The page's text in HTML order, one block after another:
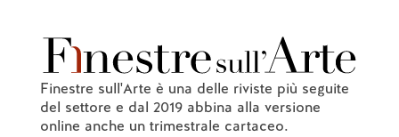
Finestre sull'Arte è una delle riviste più seguite
del settore e dal 2019 abbina alla versione
online anche un trimestrale cartaceo.